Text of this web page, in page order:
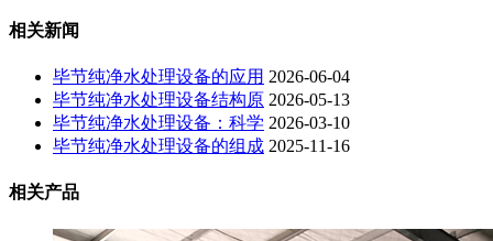
相关新闻
毕节纯净水处理设备的应用 2026-06-04
毕节纯净水处理设备结构原 2026-05-13
毕节纯净水处理设备：科学 2026-03-10
毕节纯净水处理设备的组成 2025-11-16
相关产品